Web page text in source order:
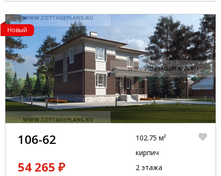
Новый
106-62
54 265 ₽
102.75 м²
кирпич
2 этажа